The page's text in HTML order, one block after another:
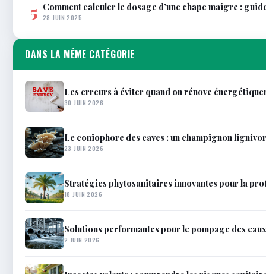
5 Comment calculer le dosage d’une chape maigre :
28 JUIN 2025
DANS LA MÊME CATÉGORIE
Les erreurs à éviter quand on rénove
30 JUIN 2026
Le coniophore des caves : un champignon
23 JUIN 2026
Stratégies phytosanitaires innovantes pour la
18 JUIN 2026
Solutions performantes pour le pompage des
2 JUIN 2026